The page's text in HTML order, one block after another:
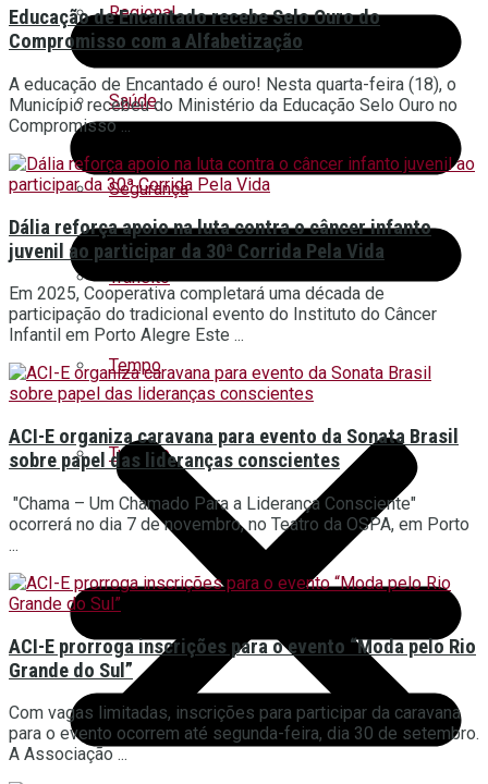
Regional
Saúde
Segurança
Trânsito
Tempo
Turismo
Educação de Encantado recebe Selo Ouro do
Compromisso com a Alfabetização
A educação de Encantado é ouro! Nesta quarta-feira (18), o
Município recebeu do Ministério da Educação Selo Ouro no
Compromisso ...
Dália reforça apoio na luta contra o câncer infanto
juvenil ao participar da 30ª Corrida Pela Vida
Em 2025, Cooperativa completará uma década de
participação do tradicional evento do Instituto do Câncer
Infantil em Porto Alegre Este ...
ACI-E organiza caravana para evento da Sonata Brasil
sobre papel das lideranças conscientes
"Chama – Um Chamado Para a Liderança Consciente"
ocorrerá no dia 7 de novembro, no Teatro da OSPA, em Porto
...
ACI-E prorroga inscrições para o evento “Moda pelo Rio
Grande do Sul”
Com vagas limitadas, inscrições para participar da caravana
para o evento ocorrem até segunda-feira, dia 30 de setembro.
A Associação ...